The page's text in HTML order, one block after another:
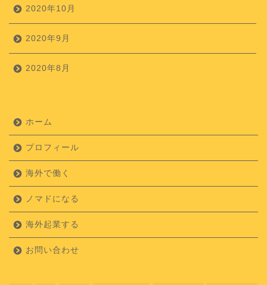
2020年10月
2020年9月
2020年8月
ホーム
プロフィール
海外で働く
ノマドになる
海外起業する
お問い合わせ